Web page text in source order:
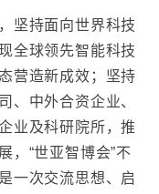
坚持面向世界科技
全球领先智能科技
营造新成效；坚持
、中外合资企业、
业及科研院所，推
，“世亚智博会”不
一次交流思想、启